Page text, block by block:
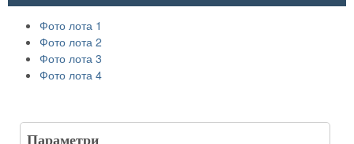
Фото лота 1
Фото лота 2
Фото лота 3
Фото лота 4
Параметри